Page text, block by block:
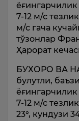
7-12 м/с
м/с гача
тўзонлар
Ҳарорат
БУХОРО ВА
булутли,
7-12 м/с
23°, кундузи